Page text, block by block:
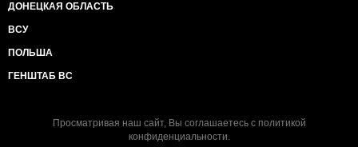
ДОНЕЦКАЯ ОБЛАСТЬ
ВСУ
ПОЛЬША
ГЕНШТАБ ВС
Просматривая наш сайт, Вы соглашаетесь с политикой
конфиденциальности.